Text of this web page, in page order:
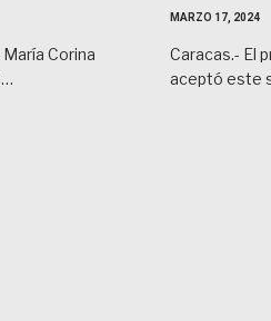
Corina
MARZO 17, 2024
Caracas.- El
aceptó este